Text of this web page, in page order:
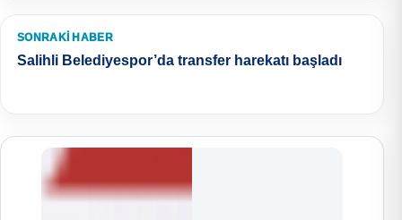
SONRAKI HABER
Salihli Belediyespor’da transfer harekatı başladı